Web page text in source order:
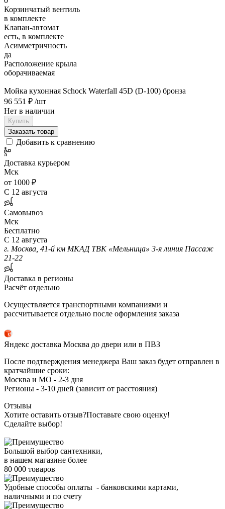
Корзинчатый вентиль
в комплекте
Клапан-автомат
есть, в комплекте
Асимметричность
да
Расположение крыла
оборачиваемая
Мойка кухонная Schock Waterfall 45D (D-100) бронза
96 551 ₽ /шт
Нет в наличии
Купить
Заказать товар
Добавить к сравнению
Доставка курьером
Мск
от 1000 ₽
С 12 августа
Самовывоз
Мск
Бесплатно
С 12 августа
г. Москва, 41-й км МКАД ТВК «Мельница» 3-я линия Пассаж
21-22
Доставка в регионы
Расчёт отдельно
Осуществляется транспортными компаниями и
рассчитывается отдельно после оформления заказа
Яндекс доставка Москва до двери или в ПВЗ
После подтверждения менеджера Ваш заказ будет отправлен в
кратчайшие сроки:
Москва и МО - 2-3 дня
Регионы - 3-10 дней (зависит от расстояния)
Отзывы
Хотите оставить отзыв?Поставьте свою оценку!
Сделайте выбор!
Большой выбор сантехники,
в нашем магазине более
80 000 товаров
Удобные способы оплаты - банковскими картами,
наличными и по счету